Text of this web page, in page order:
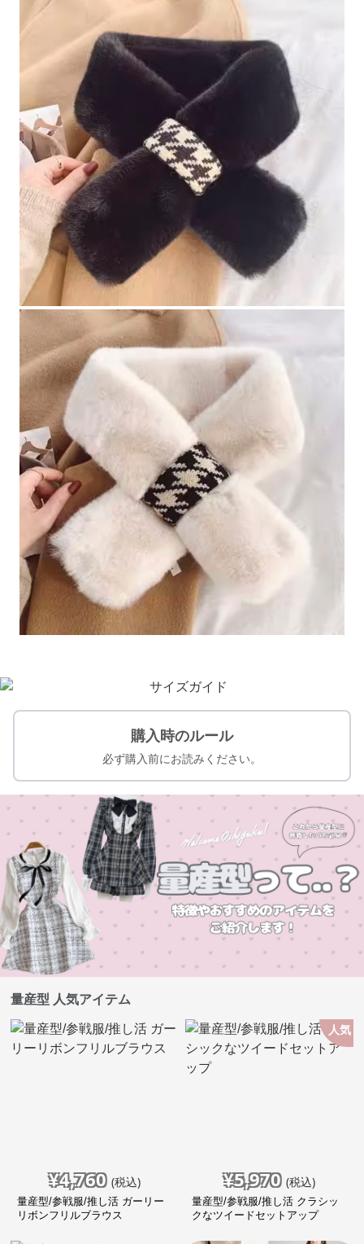
購入時のルール
必ず購入前にお読みください。
量産型 人気アイテム
¥4,760 (税込)
量産型/参戦服/推し活 ガーリー
リボンフリルブラウス
人気
¥5,970 (税込)
量産型/参戦服/推し活 クラシッ
クなツイードセットアップ